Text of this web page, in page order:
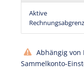
Aktive
Abhängig
Sammelkonto-